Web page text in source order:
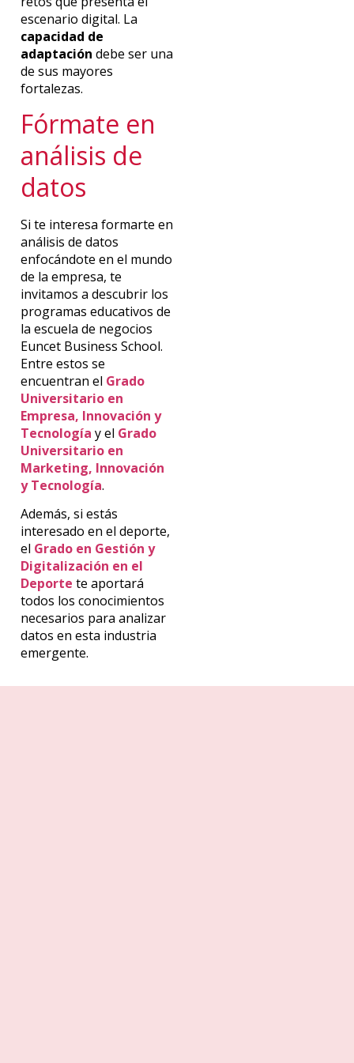
escenario digital. La
capacidad de
adaptación debe ser una
de sus mayores
fortalezas.
Fórmate en
análisis de
datos
Si te interesa formarte en
análisis de datos
enfocándote en el mundo
de la empresa, te
invitamos a descubrir los
programas educativos de
la escuela de negocios
Euncet Business School.
Entre estos se
encuentran el Grado
Universitario en
Empresa, Innovación y
Tecnología y el Grado
Universitario en
Marketing, Innovación
y Tecnología.
Además, si estás
interesado en el deporte,
el Grado en Gestión y
Digitalización en el
Deporte te aportará
todos los conocimientos
necesarios para analizar
datos en esta industria
emergente.